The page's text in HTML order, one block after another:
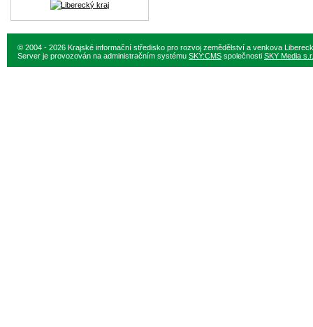
© 2004 - 2026 Krajské informační středisko pro rozvoj zemědělství a venkova
Server je provozován na administračním systému SKY:CMS společnosti SKY Media